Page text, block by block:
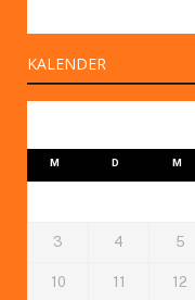
KALENDER
M D M
3 4 5
10 11 12